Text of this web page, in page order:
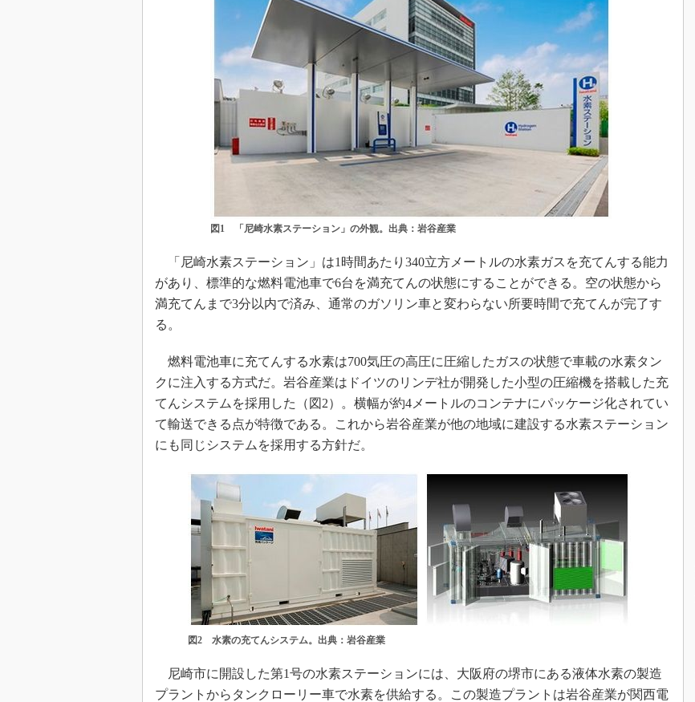
図1 「尼崎水素ステーション」の外観。出典：岩谷産業
「尼崎水素ステーション」は1時間あたり340立方メートルの水素ガスを充てんする能力
があり、標準的な燃料電池車で6台を満充てんの状態にすることができる。空の状態から
満充てんまで3分以内で済み、通常のガソリン車と変わらない所要時間で充てんが完了す
る。
燃料電池車に充てんする水素は700気圧の高圧に圧縮したガスの状態で車載の水素タン
クに注入する方式だ。岩谷産業はドイツのリンデ社が開発した小型の圧縮機を搭載した充
てんシステムを採用した（図2）。横幅が約4メートルのコンテナにパッケージ化されてい
て輸送できる点が特徴である。これから岩谷産業が他の地域に建設する水素ステーション
にも同じシステムを採用する方針だ。
図2 水素の充てんシステム。出典：岩谷産業
尼崎市に開設した第1号の水素ステーションには、大阪府の堺市にある液体水素の製造
プラントからタンクローリー車で水素を供給する。この製造プラントは岩谷産業が関西電